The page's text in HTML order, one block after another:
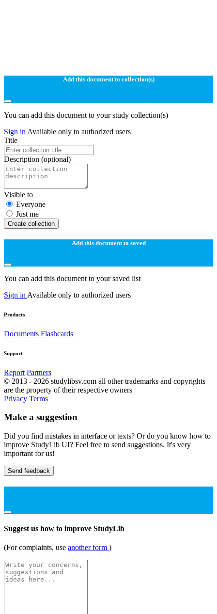
Add this document to collection(s)
You can add this document to your study collection(s)
Sign in Available only to authorized users
Title
Description (optional)
Visible to
Everyone
Just me
Create collection
Add this document to saved
You can add this document to your saved list
Sign in Available only to authorized users
Products
Documents Flashcards
Support
Report Partners
© 2013 - 2026 studylibsv.com all other trademarks and copyrights
are the property of their respective owners
Privacy Terms
Make a suggestion
Did you find mistakes in interface or texts? Or do you know how to
improve StudyLib UI? Feel free to send suggestions. It's very
important for us!
Send feedback
Suggest us how to improve StudyLib
(For complaints, use another form )